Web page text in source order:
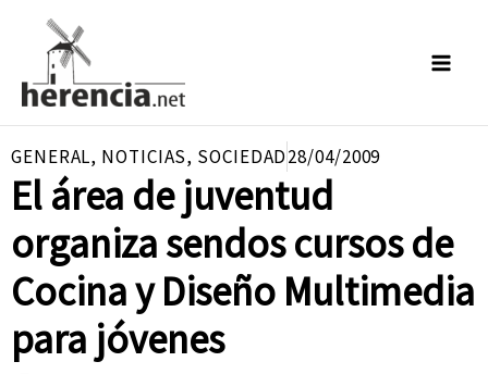
contenido
GENERAL, NOTICIAS, SOCIEDAD28/04/2009
El área de juventud
organiza sendos cursos de
Cocina y Diseño Multimedia
para jóvenes